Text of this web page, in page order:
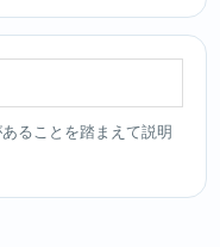
ることを踏まえて説明